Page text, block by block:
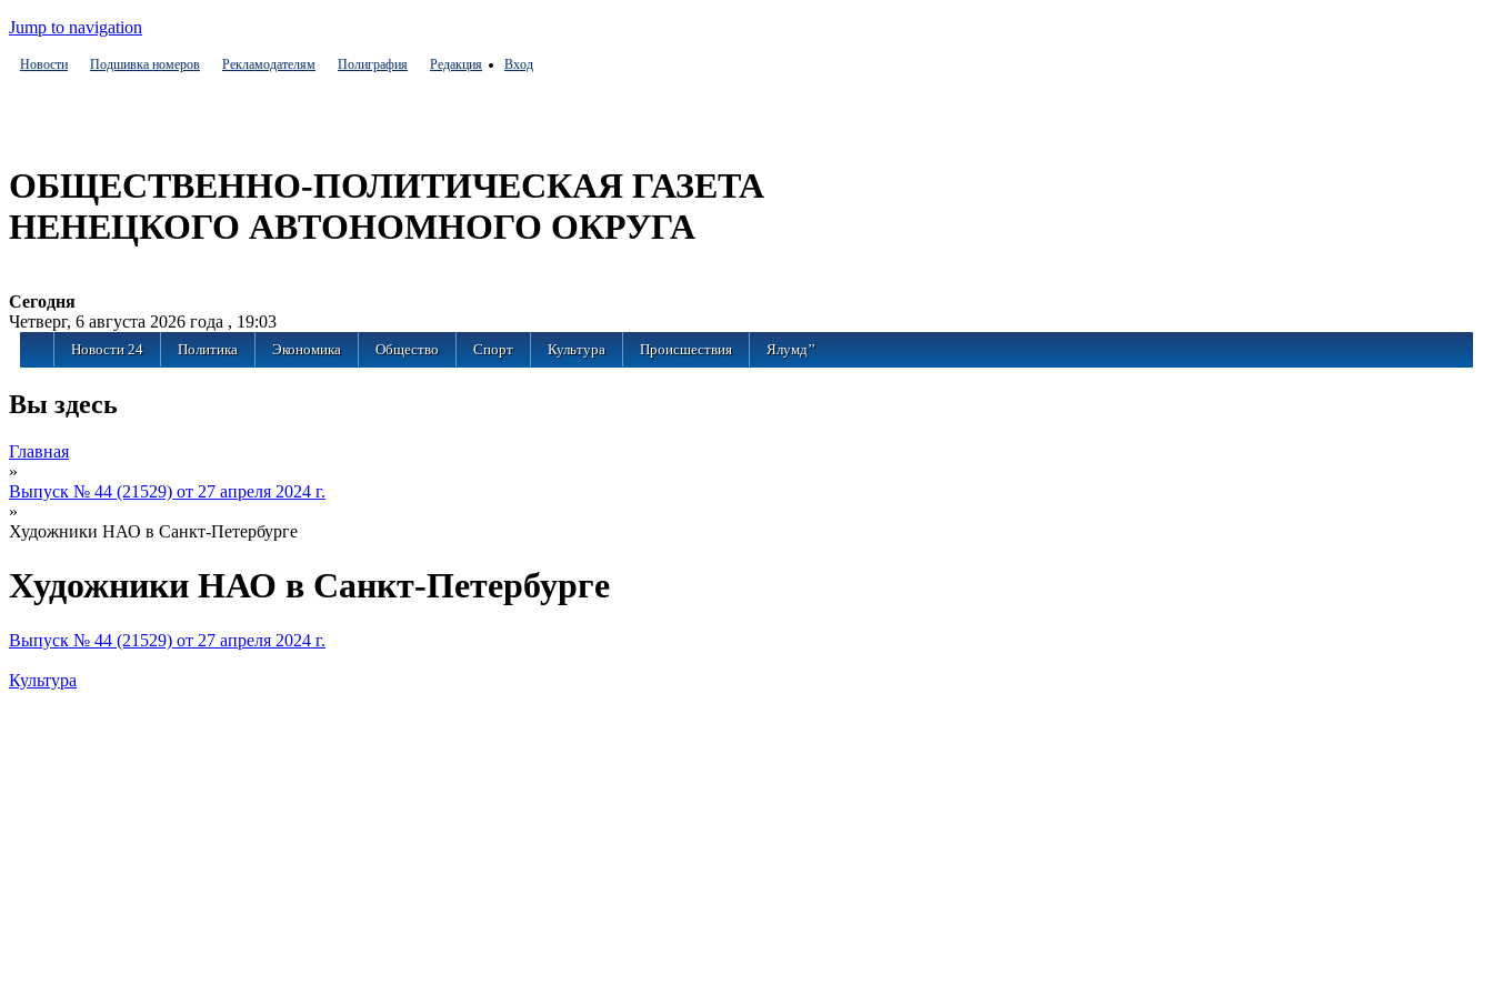
Jump to navigation
Новости Подшивка номеров Рекламодателям Полиграфия Редакция Вход
ОБЩЕСТВЕННО-ПОЛИТИЧЕСКАЯ ГАЗЕТА
НЕНЕЦКОГО АВТОНОМНОГО ОКРУГА
Сегодня
Четверг, 6 августа 2026 года , 19:03
Новости 24 Политика Экономика Общество Спорт Культура Происшествия Ялумд’’
Вы здесь
Главная
»
Выпуск № 44 (21529) от 27 апреля 2024 г.
»
Художники НАО в Санкт-Петербурге
Художники НАО в Санкт-Петербурге
Выпуск № 44 (21529) от 27 апреля 2024 г.
Культура